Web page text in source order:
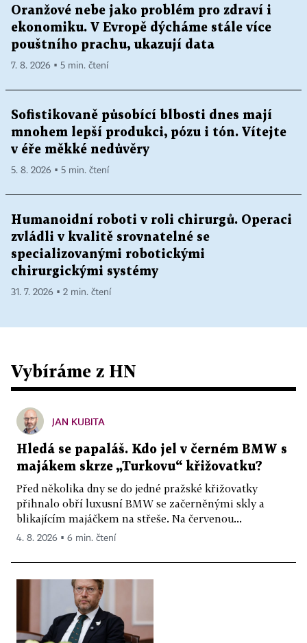
Oranžové nebe jako problém pro zdraví i
ekonomiku. V Evropě dýcháme stále více
pouštního prachu, ukazují data
7. 8. 2026 ▪ 5 min. čtení
Sofistikovaně působící blbosti dnes mají
mnohem lepší produkci, pózu i tón. Vítejte
v éře měkké nedůvěry
5. 8. 2026 ▪ 5 min. čtení
Humanoidní roboti v roli chirurgů. Operaci
zvládli v kvalitě srovnatelné se
specializovanými robotickými
chirurgickými systémy
31. 7. 2026 ▪ 2 min. čtení
Vybíráme z HN
JAN KUBITA
Hledá se papaláš. Kdo jel v černém BMW s
majákem skrze „Turkovu“ křižovatku?
Před několika dny se do jedné pražské křižovatky
přihnalo obří luxusní BMW se začerněnými skly a
blikajícím majáčkem na střeše. Na červenou...
4. 8. 2026 ▪ 6 min. čtení